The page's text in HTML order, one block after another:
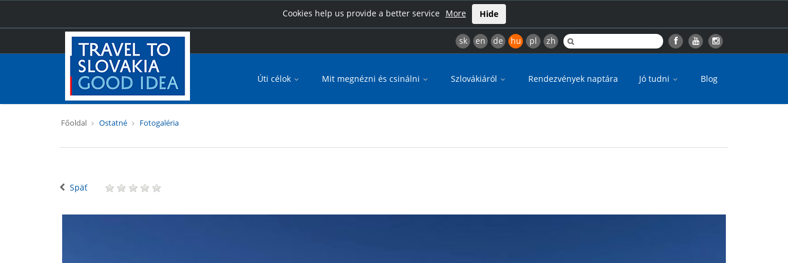
Cookies help us provide a better service More Hide
sk en de hu pl zh
Úti célok Mit megnézni és csinálni Szlovákiáról Rendezvények naptára Jó tudni Blog
Főoldal Ostatné Fotogaléria
Späť